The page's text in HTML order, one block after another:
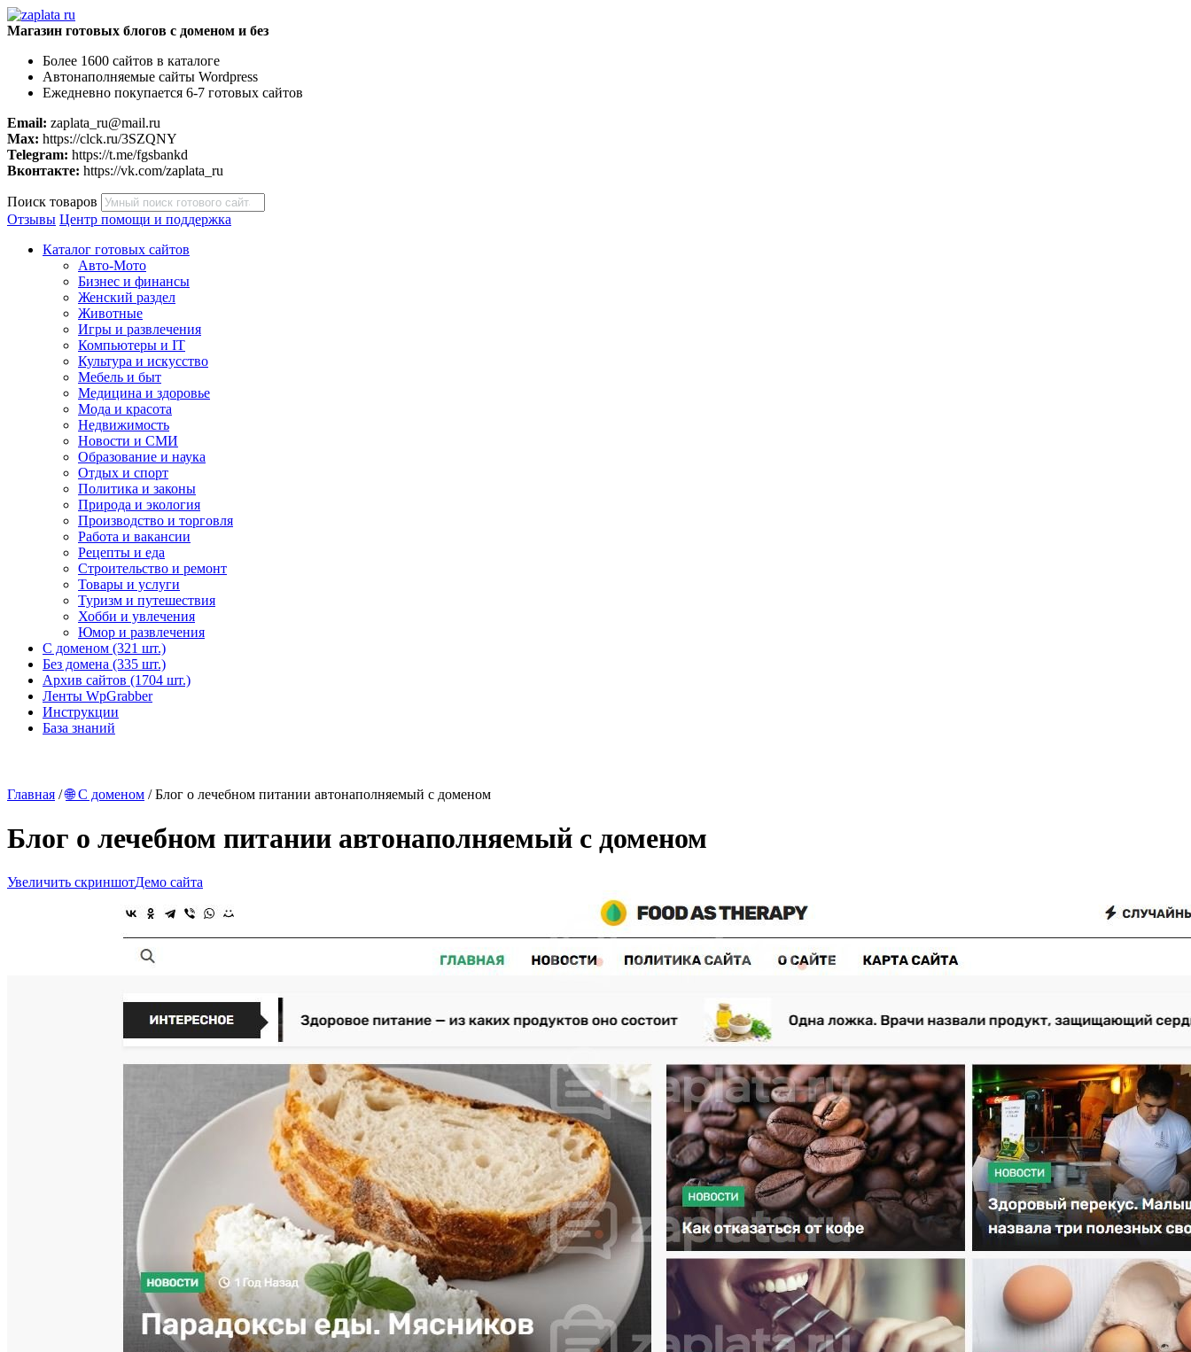
Магазин готовых блогов с доменом и без
Более 1600 сайтов в каталоге
Автонаполняемые сайты Wordpress
Ежедневно покупается 6-7 готовых сайтов
Email: zaplata_ru@mail.ru
Max: https://clck.ru/3SZQNY
Telegram: https://t.me/fgsbankd
Вконтакте: https://vk.com/zaplata_ru
Поиск товаров
Отзывы Центр помощи и поддержка
Каталог готовых сайтов
Авто-Мото
Бизнес и финансы
Женский раздел
Животные
Игры и развлечения
Компьютеры и IT
Культура и искусство
Мебель и быт
Медицина и здоровье
Мода и красота
Недвижимость
Новости и СМИ
Образование и наука
Отдых и спорт
Политика и законы
Природа и экология
Производство и торговля
Работа и вакансии
Рецепты и еда
Строительство и ремонт
Товары и услуги
Туризм и путешествия
Хобби и увлечения
Юмор и развлечения
С доменом (321 шт.)
Без домена (335 шт.)
Архив сайтов (1704 шт.)
Ленты WpGrabber
Инструкции
База знаний
Главная /🌐 С доменом / Блог о лечебном питании автонаполняемый с доменом
Блог о лечебном питании автонаполняемый с доменом
Увеличить скриншотДемо сайта